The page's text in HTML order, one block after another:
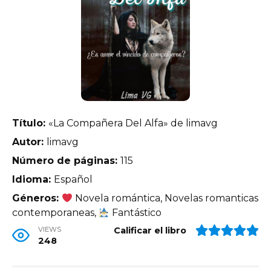
Título: «La Compañera Del Alfa» de limavg
Autor: limavg
Número de páginas: 115
Idioma: Español
Géneros:
Novela romántica, Novelas romanticas
contemporaneas,
Fantástico
VIEWS
248
Calificar el libro